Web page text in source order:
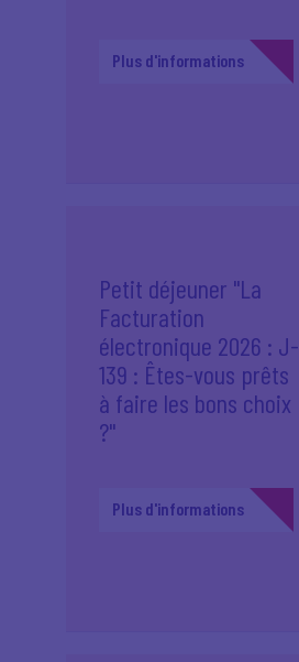
Plus d'informations
Petit déjeuner "La
Facturation
électronique 2026 : J-
139 : Êtes-vous prêts
à faire les bons choix
?"
Plus d'informations